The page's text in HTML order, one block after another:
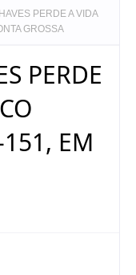
PERDE A VIDA
GROSSA
PERDE
EM